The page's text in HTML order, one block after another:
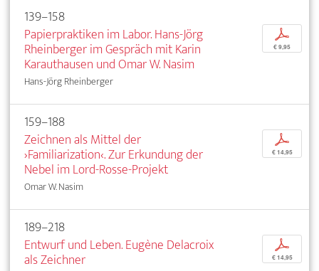
139–158
Papierpraktiken im Labor. Hans-Jörg
Rheinberger im Gespräch mit Karin
Karauthausen und Omar W. Nasim
Hans-Jörg Rheinberger
p
€ 9,95
159–188
Zeichnen als Mittel der
›Familiarization‹. Zur Erkundung der
Nebel im Lord-Rosse-Projekt
Omar W. Nasim
p
€ 14,95
189–218
Entwurf und Leben. Eugène Delacroix
als Zeichner
p
€ 14,95